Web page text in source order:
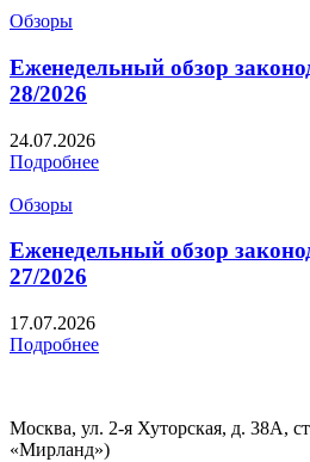
Обзоры
Еженедельный обзор
28/2026
24.07.2026
Подробнее
Обзоры
Еженедельный обзор
27/2026
17.07.2026
Подробнее
Москва, ул. 2-я Хуторская, д. 38А,
«Мирланд»)